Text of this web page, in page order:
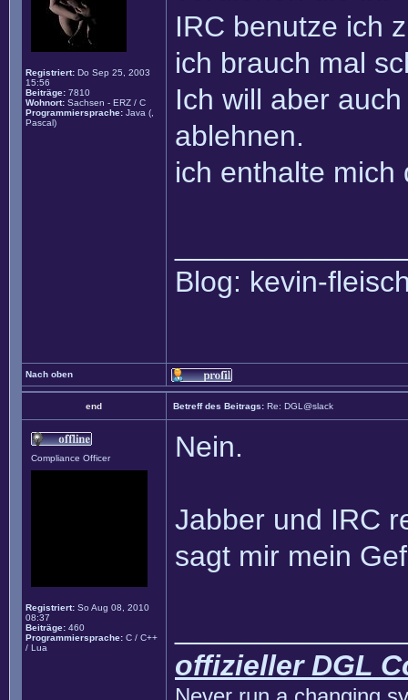
Registriert: Do Sep 25, 2003
15:56
Beiträge: 7810
Wohnort: Sachsen - ERZ / C
Programmiersprache: Java (,
Pascal)
IRC benutze ich
ich brauch mal
Ich will aber
ablehnen.
ich enthalte mich
Blog: kevin-
Nach oben
end Betreff des Beitrags: Re: DGL@slack
Compliance Officer
Registriert: So Aug 08, 2010
08:37
Beiträge: 460
Programmiersprache: C / C++
/ Lua
Nein.
Jabber und IRC
sagt mir mein
offizieller DGL